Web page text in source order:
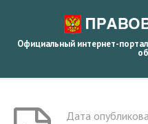
Официальный интернет-
Дата